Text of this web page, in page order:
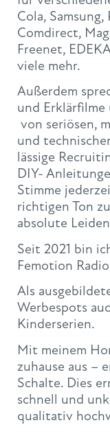
Cola,
Comdirect,
Freenet,
viele mehr.
Außerdem
und
von seriösen,
und
lässige
DIY-
Stimme
richtigen Ton
absolute
Seit 2021 bin
Femotion
Als
Werbespots
Kinderserien.
Mit meinem
zuhause aus –
Schalte. Dies
schnell und
qualitativ